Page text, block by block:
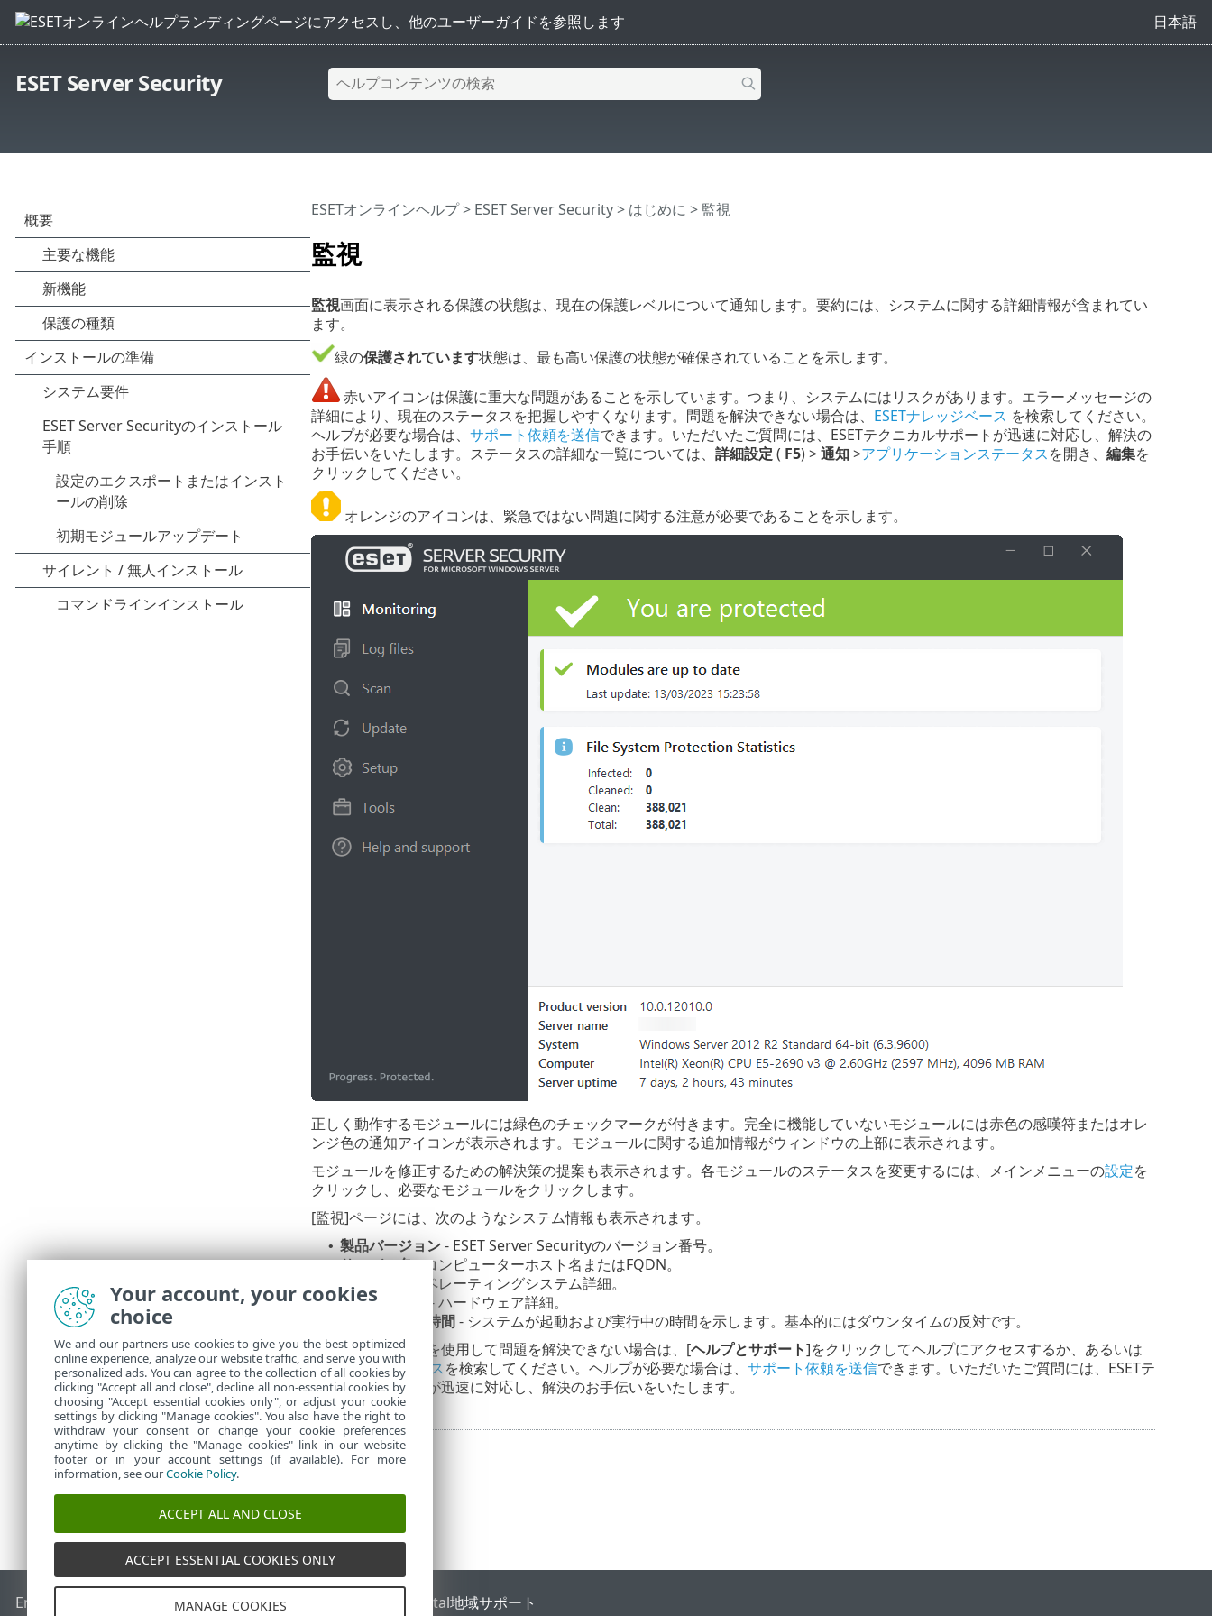
日本語
ESET Server Security
監視
ESETオンラインヘルプ> ESET Server Security> はじめに > 監視
監視画面に表示される保護の状態は、現在の保護レベルについて通知します。要約には、システムに関する詳細情報が含まれてい
ます。
緑の保護されています状態は、最も高い保護の状態が確保されていることを示します。
赤いアイコンは保護に重大な問題があることを示しています。つまり、システムにはリスクがあります。エラーメッセージの
詳細により、現在のステータスを把握しやすくなります。問題を解決できない場合は、 ESETナレッジベース を検索してください。
ヘルプが必要な場合は、 サポート依頼を送信できます。いただいたご質問には、ESETテクニカルサポートが迅速に対応し、解決の
お手伝いをいたします。ステータスの詳細な一覧については、 詳細設定 ( F5) >通知>アプリケーションステータスを開き、 編集を
クリックしてください。
オレンジのアイコンは、緊急ではない問題に関する注意が必要であることを示します。
正しく動作するモジュールには緑色のチェックマークが付きます。完全に機能していないモジュールには赤色の感嘆符またはオレ
ンジ色の通知アイコンが表示されます。モジュールに関する追加情報がウィンドウの上部に表示されます。
モジュールを修正するための解決策の提案も表示されます。各モジュールのステータスを変更するには、メインメニューの設定を
クリックし、必要なモジュールをクリックします。
[監視]ページには、次のようなシステム情報も表示されます。
• 製品バージョン- ESET Server Securityのバージョン番号。
• サーバー名- コンピューターホスト名またはFQDN。
システム - オペレーティングシステム詳細。
• コンピュータ - ハードウェア詳細。
サーバー起動時間- システムが起動および実行中の時間を示します。基本的にはダウンタイムの反対です。
提示された解決策を使用して問題を解決できない場合は、[ヘルプとサポート]をクリックしてヘルプにアクセスするか、あるいは
ESETナレッジベースを検索してください。ヘルプが必要な場合は、 サポート依頼を送信できます。いただいたご質問には、ESETテ
クニカルサポートが迅速に対応し、解決のお手伝いをいたします。
End of Life ESETナレッジベースESETフォーラム ESET Status Portal地域サポート
Your account, your cookies
choice
We and our partners use cookies to give you the best optimized
online experience, analyze our website traffic, and serve you with
personalized ads. You can agree to the collection of all cookies by
clicking "Accept all and close", decline all non-essential cookies by
choosing "Accept essential cookies only", or adjust your cookie
settings by clicking "Manage cookies". You also have the right to
withdraw your consent or change your cookie preferences
anytime by clicking the "Manage cookies" link in our website
footer or in your account settings (if available). For more
information, see ourCookie Policy.
ACCEPT ALL AND CLOSE
ACCEPT ESSENTIAL COOKIES ONLY
MANAGE COOKIES